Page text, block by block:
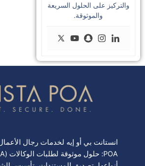
والتركيز على الحلول السريعة
والموثوقة.